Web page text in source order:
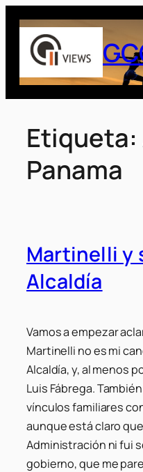
Saltar
contenido
Etiqueta:
Panama
Martinelli y
Alcaldía
Vamos a empezar
Martinelli no es mi
Alcaldía, y, al menos
Luis Fábrega.
vínculos familiares
aunque está claro
Administración ni fui
gobierno, que me